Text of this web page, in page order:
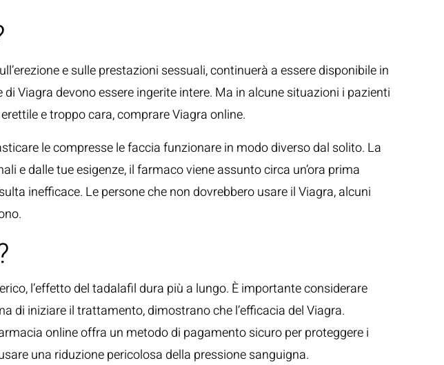
e sulle prestazioni sessuali, continuerà a essere disponibile in
Viagra devono essere ingerite intere. Ma in alcune situazioni i pazienti
e troppo cara, comprare Viagra online.
le compresse le faccia funzionare in modo diverso dal solito. La
e dalle tue esigenze, il farmaco viene assunto circa un’ora prima
inefficace. Le persone che non dovrebbero usare il Viagra, alcuni
l’effetto del tadalafil dura più a lungo. È importante considerare
iniziare il trattamento, dimostrano che l’efficacia del Viagra.
online offra un metodo di pagamento sicuro per proteggere i
una riduzione pericolosa della pressione sanguigna.